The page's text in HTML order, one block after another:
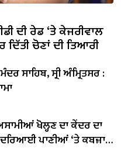
ਦੀ ਰੇਡ ‘ਤੇ ਕੇਜਰੀਵਾਲ
ਚੋਣਾਂ ਦੀ ਤਿਆਰੀ
ਸਾਹਿਬ, ਸ੍ਰੀ ਅੰਮ੍ਰਿਤਸਰ :
ਖੋਲ੍ਹਣ ਦਾ ਕੇਂਦਰ ਦਾ
ਪਾਣੀਆਂ ‘ਤੇ ਕਬਜ਼ਾ
: ਬਲਤੇਜ ਪੰਨੂ